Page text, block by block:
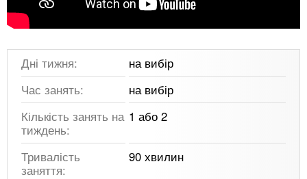
Дні тижня:
на вибір
Час занять:
на вибір
Кількість занять на
тиждень:
1 або 2
Тривалість
заняття:
90 хвилин